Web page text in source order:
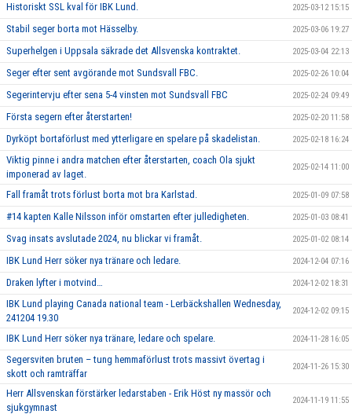
Historiskt SSL kval för IBK Lund. 2025-03-12 15:15
Stabil seger borta mot Hässelby. 2025-03-06 19:27
Superhelgen i Uppsala säkrade det Allsvenska kontraktet. 2025-03-04 22:13
Seger efter sent avgörande mot Sundsvall FBC. 2025-02-26 10:04
Segerintervju efter sena 5-4 vinsten mot Sundsvall FBC 2025-02-24 09:49
Första segern efter återstarten! 2025-02-20 11:58
Dyrköpt bortaförlust med ytterligare en spelare på skadelistan. 2025-02-18 16:24
Viktig pinne i andra matchen efter återstarten, coach Ola sjukt
imponerad av laget.
2025-02-14 11:00
Fall framåt trots förlust borta mot bra Karlstad. 2025-01-09 07:58
#14 kapten Kalle Nilsson inför omstarten efter julledigheten. 2025-01-03 08:41
Svag insats avslutade 2024, nu blickar vi framåt. 2025-01-02 08:14
IBK Lund Herr söker nya tränare och ledare. 2024-12-04 07:16
Draken lyfter i motvind… 2024-12-02 18:31
IBK Lund playing Canada national team - Lerbäckshallen Wednesday,
241204 19.30
2024-12-02 09:15
IBK Lund Herr söker nya tränare, ledare och spelare. 2024-11-28 16:05
Segersviten bruten – tung hemmaförlust trots massivt övertag i
skott och ramträffar
2024-11-26 15:30
Herr Allsvenskan förstärker ledarstaben - Erik Höst ny massör och
sjukgymnast
2024-11-19 11:55